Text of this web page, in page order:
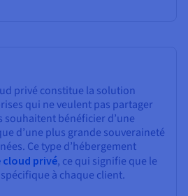
privé constitue la solution
qui ne veulent pas partager
souhaitent bénéficier d’une
d’une plus grande souveraineté
Ce type d’hébergement
cloud privé, ce qui signifie que le
à chaque client.